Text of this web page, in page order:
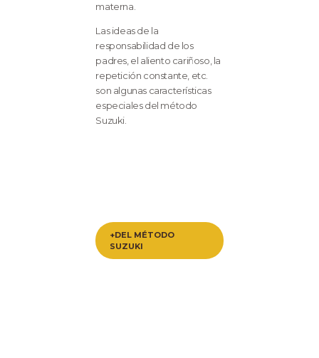
materna.
Las ideas de la
responsabilidad de los
padres, el aliento cariñoso, la
repetición constante, etc.
son algunas características
especiales del método
Suzuki.
+DEL MÉTODO
SUZUKI